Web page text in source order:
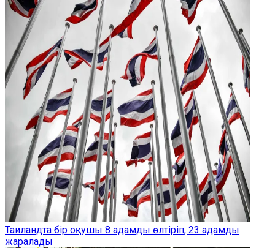
Таиландта бір оқушы 8 адамды өлтіріп, 23 адамды
жаралады